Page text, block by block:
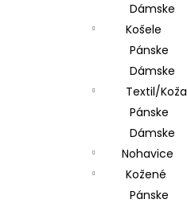
Dámske
Košele
Pánske
Dámske
Textil/Koža
Pánske
Dámske
Nohavice
Kožené
Pánske